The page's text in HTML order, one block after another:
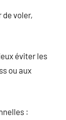
de voler,
éviter les
ou aux
: